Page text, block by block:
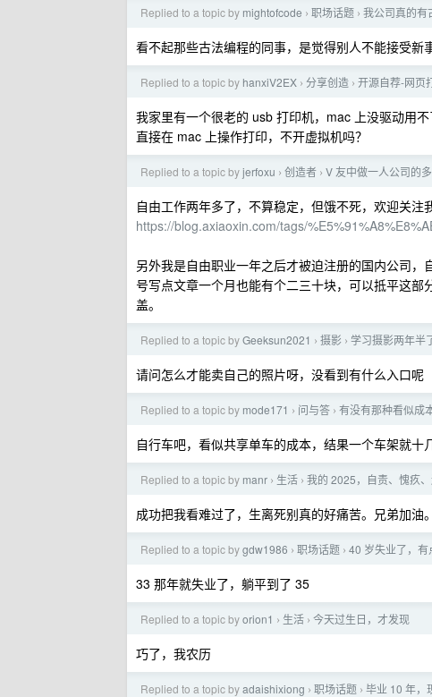
Replied to a topic by mightofcode › 职场话题 › 我公司真的有
看不起那些古法编程的同事，是觉得别人不能接受新
Replied to a topic by hanxiV2EX › 分享创造 › 开源自荐-网页
我家里有一个很老的 usb 打印机，mac 上没驱动用
直接在 mac 上操作打印，不开虚拟机吗？
Replied to a topic byjerfoxu › 创造者 › V 友中做一人公司的
自由工作两年多了，不算稳定，但饿不死，欢迎关注
https://blog.axiaoxin.com/tags/
另外我是自由职业一年之后才被迫注册的国内公司
号写点文章一个月也能有个二三十块，可以抵平这
盖。
Replied to a topic byGeeksun2021 › 摄影 › 学习摄影两年半
请问怎么才能卖自己的照片呀，没看到有什么入口呢
Replied to a topic by mode171 › 问与答 › 有没有那种看似成
自行车吧，看似共享单车的成本，结果一个车架就十
Replied to a topic by manr › 生活 › 我的 2025，自责、愧疚
成功把我看难过了，生离死别真的好痛苦。兄弟加油。
Replied to a topic bygdw1986 › 职场话题 › 40 岁失业了，有
33 那年就失业了，躺平到了 35
Replied to a topic byorion1 › 生活 › 今天过生日，才发现
巧了，我农历
Replied to a topic byadaishixiong › 职场话题 › 毕业 10 年，